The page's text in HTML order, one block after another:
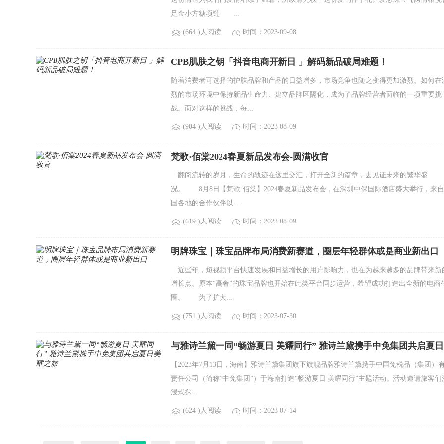
足金小方糖项链 ...
(664 )人阅读 时间：2023-09-08
CPB肌肤之钥「抖音电商开新日 」解码新品破局难题！
随着消费者可选择的护肤品牌和产品的日益增多，市场竞争也随之变得更加激烈。如何在
烈的市场环境中保持新品生命力、建立品牌区隔化，成为了品牌经营者面临的一项重要挑
战。面对这样的挑战，每...
(904 )人阅读 时间：2023-08-09
梵歌·佰棠2024春夏新品发布会-圆满收官
翻阅流转的岁月，生命的轨迹在这里交汇，打开全新的篇章，去见证未来的繁华盛
况。 8月8日【梵歌·佰棠】2024春夏新品发布会，在深圳中保国际酒店盛大举行，来
国各地的合作伙伴以...
(619 )人阅读 时间：2023-08-09
明牌珠宝｜珠宝品牌布局消费新赛道，圈层年轻群体或是商业新出口
近些年，短视频平台快速发展和日益增长的用户影响力，也在为越来越多的品牌带来新
增长点。原本“高奢”的珠宝品牌也开始在此类平台同步运营，希望成功打造出全新的电商
圈。 为了扩大...
(751 )人阅读 时间：2023-07-30
与雅诗兰黛一同“畅游夏日 美耀同行” 雅诗兰黛携手中免集团共启夏
【2023年7月13日，海南】雅诗兰黛集团旗下旗舰品牌雅诗兰黛携手中国免税品（集团）
责任公司（简称“中免集团”）于海南打造“畅游夏日 美耀同行”主题活动。活动邀请旅客们
浸式探...
(624 )人阅读 时间：2023-07-14